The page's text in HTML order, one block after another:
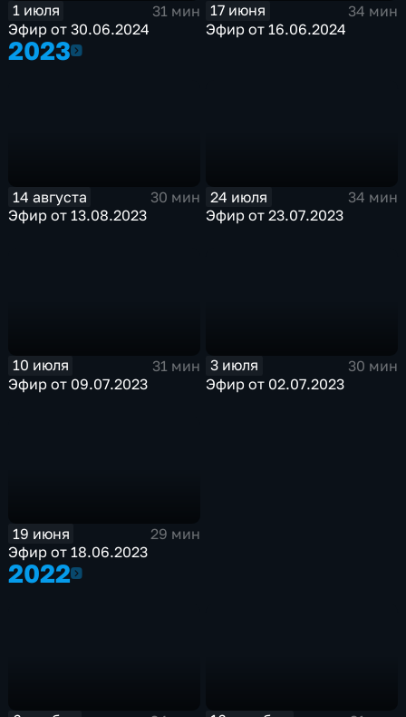
1 июля
31 мин
Эфир от 30.06.2024
17 июня
34 мин
Эфир от 16.06.2024
20232023
14 августа
30 мин
Эфир от 13.08.2023
24 июля
34 мин
Эфир от 23.07.2023
10 июля
31 мин
Эфир от 09.07.2023
3 июля
30 мин
Эфир от 02.07.2023
19 июня
29 мин
Эфир от 18.06.2023
20222022